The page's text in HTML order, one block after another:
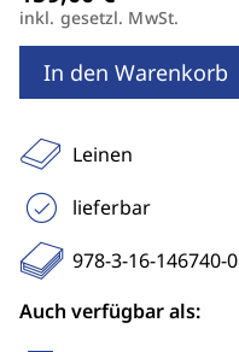
inkl. gesetzl. MwSt.
In den Warenkorb
Leinen
lieferbar
978-3-16-146740-0
Auch verfügbar als: